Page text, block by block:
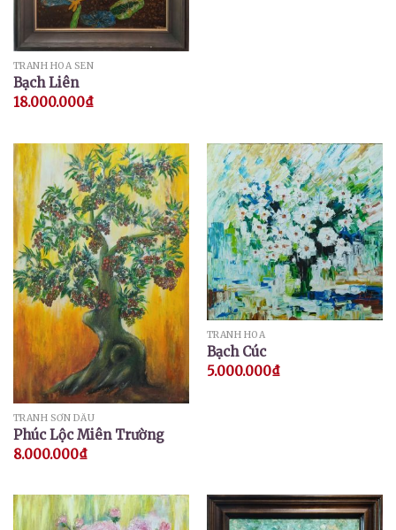
TRANH HOA SEN
Bạch Liên
18.000.000₫
TRANH SƠN DẦU
Phúc Lộc Miên Trường
8.000.000₫
TRANH HOA
Bạch Cúc
5.000.000₫